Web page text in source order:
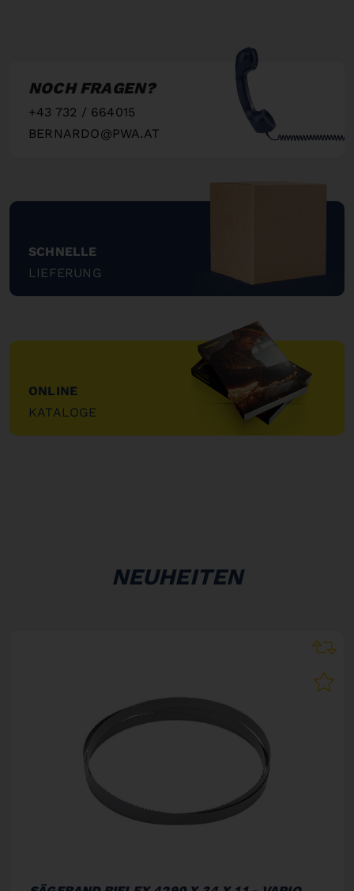
NOCH FRAGEN?
+43 732 / 664015
BERNARDO@PWA.AT
SCHNELLE
LIEFERUNG
"
ONLINE
KATALOGE
"
NEUHEITEN